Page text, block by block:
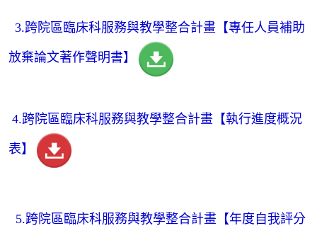
3.跨院區臨床科服務與教學整合計畫【專任人員補助
放棄論文著作聲明書】
4.跨院區臨床科服務與教學整合計畫【執行進度概況
表】
5.跨院區臨床科服務與教學整合計畫【年度自我評分